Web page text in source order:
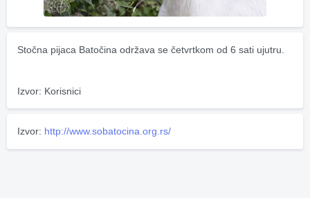
Stočna pijaca Batočina održava se četvrtkom od 6 sati ujutru.
Izvor: Korisnici
Izvor: http://www.sobatocina.org.rs/